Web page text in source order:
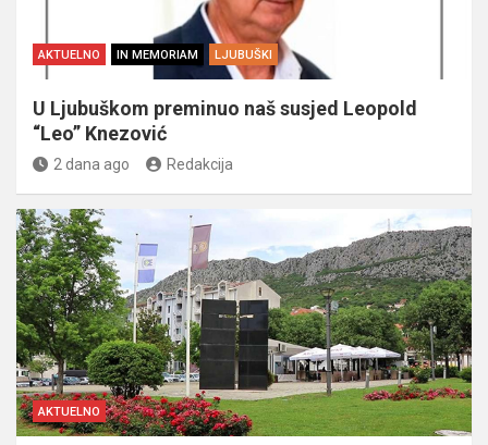
AKTUELNO IN MEMORIAM LJUBUŠKI
U Ljubuškom preminuo naš susjed Leopold
“Leo” Knezović
2 dana ago Redakcija
AKTUELNO